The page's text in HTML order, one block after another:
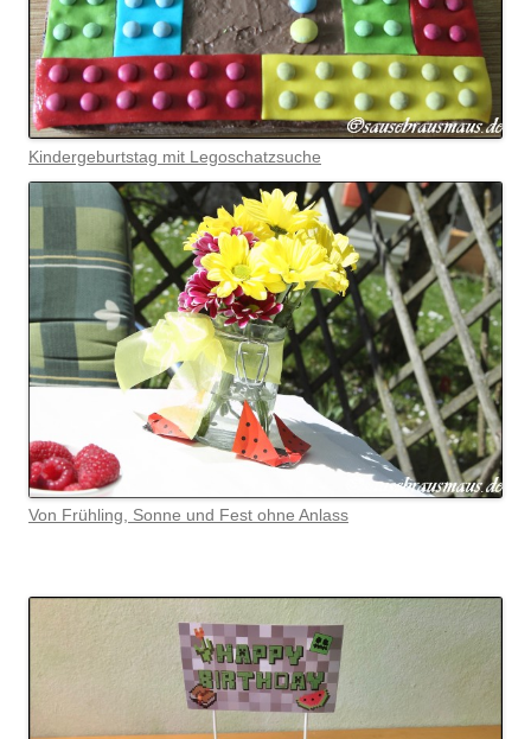
Kindergeburtstag mit Legoschatzsuche
Von Frühling, Sonne und Fest ohne Anlass